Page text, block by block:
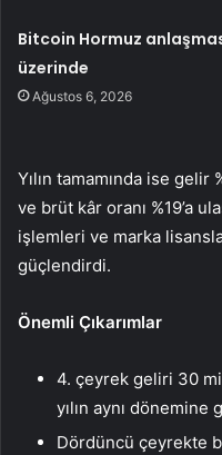
Bitcoin Hormuz
üzerinde
Ağustos 6, 2026
Yılın tamamında ise
ve brüt kâr oranı %19’a
işlemleri ve marka
güçlendirdi.
Önemli Çıkarımlar
4. çeyrek geliri 30
yılın aynı dönemine
Dördüncü çeyrekte